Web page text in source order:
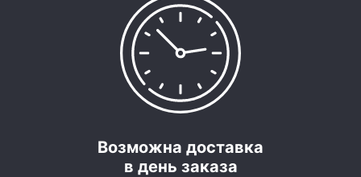
Возможна доставка
в день заказа